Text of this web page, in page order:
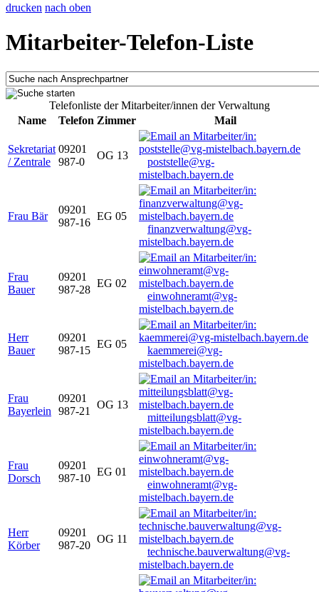
drucken nach oben
Mitarbeiter-Telefon-Liste
Telefonliste der Mitarbeiter/innen der Verwaltung
Name
Telefon Zimmer Mail
Sekretariat
/ Zentrale
09201
987-0
OG 13
poststelle@vg-
mistelbach.bayern.de
Frau Bär
09201
987-16
EG 05
finanzverwaltung@vg-
mistelbach.bayern.de
Frau
Bauer
09201
987-28
EG 02
einwohneramt@vg-
mistelbach.bayern.de
Herr
Bauer
09201
987-15
EG 05
kaemmerei@vg-
mistelbach.bayern.de
Frau
Bayerlein
09201
987-21
OG 13
mitteilungsblatt@vg-
mistelbach.bayern.de
Frau
Dorsch
09201
987-10
EG 01
einwohneramt@vg-
mistelbach.bayern.de
Herr
Körber
09201
987-20
OG 11
technische.bauverwaltung@vg-
mistelbach.bayern.de